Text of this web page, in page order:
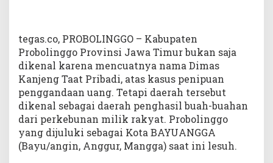
a
h
-
u
a
h
a
n
tegas.co, PROBOLINGGO – Kabupaten
Probolinggo Provinsi Jawa Timur bukan saja
dikenal karena mencuatnya nama Dimas
Kanjeng Taat Pribadi, atas kasus penipuan
penggandaan uang. Tetapi daerah tersebut
dikenal sebagai daerah penghasil buah-buahan
dari perkebunan milik rakyat. Probolinggo
yang dijuluki sebagai Kota BAYUANGGA
(Bayu/angin, Anggur, Mangga) saat ini lesuh.